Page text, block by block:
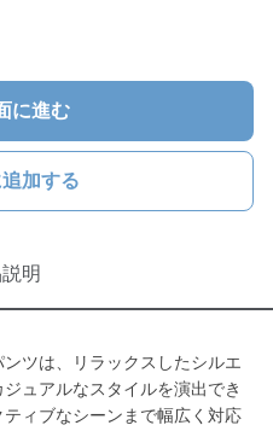
に進む
加する
明
ツは、リラックスしたシルエ
ュアルなスタイルを演出でき
ィブなシーンまで幅広く対応